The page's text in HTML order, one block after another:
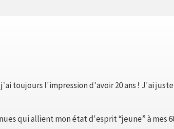
toujours l'impression d'avoir 20 ans ! J'ai
qui allient mon état d'esprit “jeune” à mes